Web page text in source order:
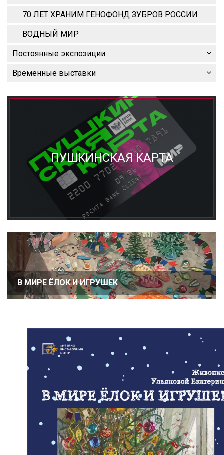
70 ЛЕТ ХРАНИМ ГЕНОФОНД ЗУБРОВ РОССИИ
ВОДНЫЙ МИР
Постоянные экспозиции
Временные выставки
ПУШКИНСКАЯ КАРТА
В МИРЕ ЁЛОК И ИГРУШЕК